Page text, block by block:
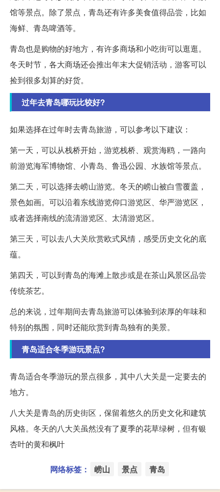
馆等景点。除了景点，青岛还有许多美食值得品尝，比如
海鲜、青岛啤酒等。
青岛也是购物的好地方，有许多商场和小吃街可以逛逛。
冬天时节，各大商场还会推出年末大促销活动，游客可以
捡到很多划算的好货。
过年去青岛哪玩比较好?
如果选择在过年时去青岛旅游，可以参考以下建议：
第一天，可以从栈桥开始，游览栈桥、观赏海鸥，一路向
前游览海军博物馆、小青岛、鲁迅公园、水族馆等景点。
第二天，可以选择去崂山游览。冬天的崂山被白雪覆盖，
景色如画。可以沿着东线游览仰口游览区、华严游览区，
或者选择南线的流清游览区、太清游览区。
第三天，可以去八大关欣赏欧式风情，感受历史文化的底
蕴。
第四天，可以到青岛的海滩上散步或是在茶山风景区品尝
传统茶艺。
总的来说，过年期间去青岛旅游可以体验到浓厚的年味和
特别的氛围，同时还能欣赏到青岛独有的美景。
青岛适合冬季游玩景点?
青岛适合冬季游玩的景点很多，其中八大关是一定要去的
地方。
八大关是青岛的历史街区，保留着悠久的历史文化和建筑
风格。冬天的八大关虽然没有了夏季的花草绿树，但有银
杏叶的黄和枫叶
网络标签： 崂山 景点 青岛